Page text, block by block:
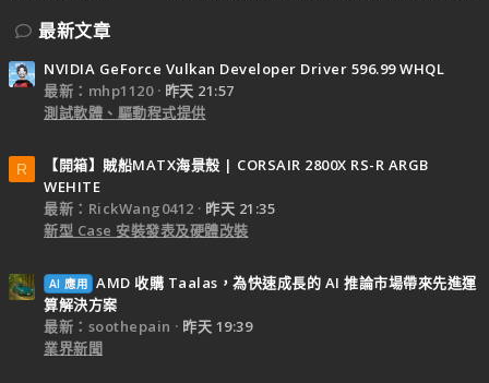
最新文章
NVIDIA GeForce Vulkan Developer Driver 596.99 WHQL
最新：mhp1120
昨天 21:57
測試軟體、驅動程式提供
R
【開箱】賊船MATX海景殼 | CORSAIR 2800X RS-R ARGB
WEHITE
最新：RickWang0412
昨天 21:35
新型 Case 安裝發表及硬體改裝
AI 應用 AMD 收購 Taalas，為快速成長的 AI 推論市場帶來先進運
算解決方案
最新：soothepain
昨天 19:39
業界新聞